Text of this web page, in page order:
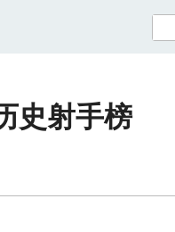
史射手榜